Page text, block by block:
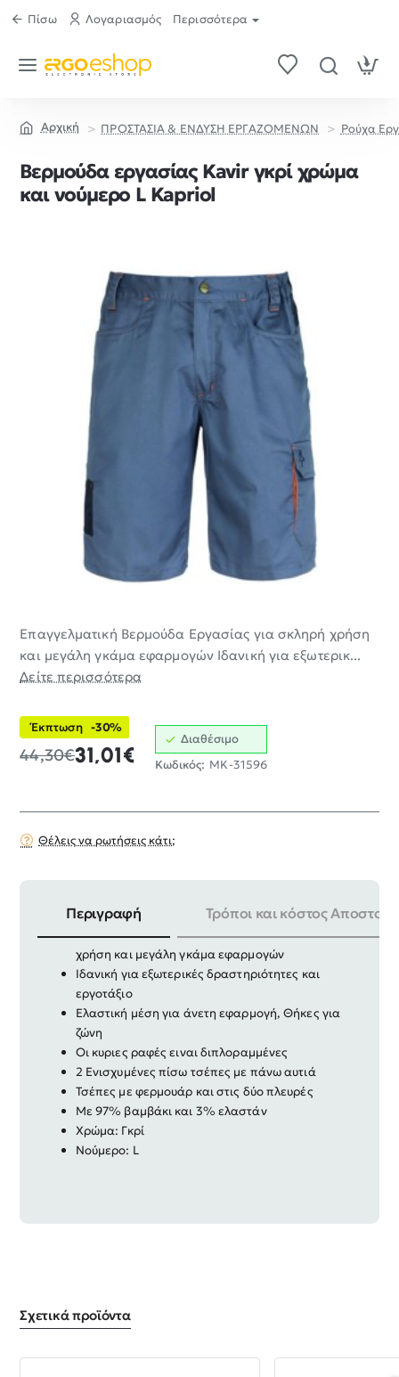
Πίσω Λογαριασμός Περισσότερα
ΠΡΟΣΤΑΣΙΑ & ΕΝΔΥΣΗ ΕΡΓΑΖΟΜΕΝΩΝ Ρούχα
Βερμούδα εργασίας Kavir γκρί χρώμα
και νούμερο L Kapriol
Επαγγελματική Βερμούδα Εργασίας για σκληρή χρήση
και μεγάλη γκάμα εφαρμογών Ιδανική για εξωτερικ...
Δείτε περισσότερα
Έκπτωση -30%
31,01€
44,30€
Διαθέσιμο
Κωδικός: MK-31596
Θέλεις να ρωτήσεις κάτι;
Περιγραφή Τρόποι και κόστος
Επαγγελματική Βερμούδα Εργασίας για σκληρή
χρήση και μεγάλη γκάμα εφαρμογών
Ιδανική για εξωτερικές δραστηριότητες και
εργοτάξιο
Ελαστική μέση για άνετη εφαρμογή, Θήκες για
ζώνη
Οι κυριες ραφές ειναι διπλοραμμένες
2 Ενισχυμένες πίσω τσέπες με πάνω αυτιά
Τσέπες με φερμουάρ και στις δύο πλευρές
Με 97% βαμβάκι και 3% ελαστάν
Χρώμα: Γκρί
Νούμερο: L
Σχετικά προϊόντα